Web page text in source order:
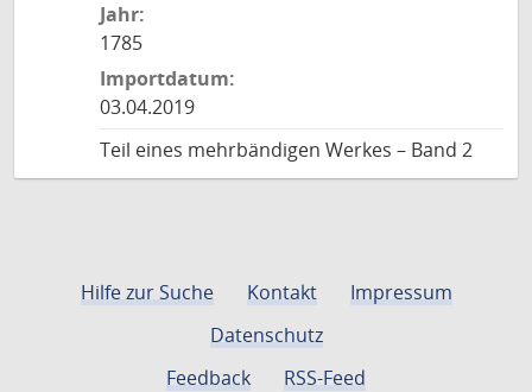
Jahr:
1785
Importdatum:
03.04.2019
Teil eines mehrbändigen Werkes – Band 2
Hilfe zur Suche Kontakt
Impressum
Datenschutz
Feedback
RSS-Feed